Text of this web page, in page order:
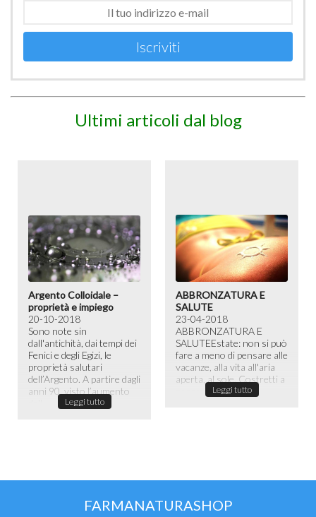
Iscriviti
Ultimi articoli dal blog
Argento Colloidale –
proprietà e impiego
20-10-2018
Sono note sin
dall'antichità, dai tempi dei
Fenici e degli Egizi, le
proprietà salutari
dell’Argento. A partire dagli
anni 90, visto l’aumento
Leggi tutto
ABBRONZATURA E
SALUTE
23-04-2018
ABBRONZATURA E
SALUTE​ Estate: non si può
fare a meno di pensare alle
vacanze, alla vita all'aria
aperta, al sole. Costretti a
passare la maggior ...
Leggi tutto
FARMANATURASHOP